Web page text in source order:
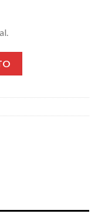
70 cantidad